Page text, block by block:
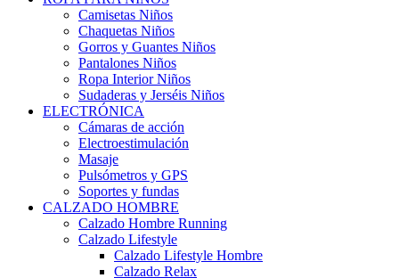
Camisetas Niños
Chaquetas Niños
Gorros y Guantes Niños
Pantalones Niños
Ropa Interior Niños
Sudaderas y Jerséis Niños
ELECTRÓNICA
Cámaras de acción
Electroestimulación
Masaje
Pulsómetros y GPS
Soportes y fundas
CALZADO HOMBRE
Calzado Hombre Running
Calzado Lifestyle
Calzado Lifestyle Hombre
Calzado Relax